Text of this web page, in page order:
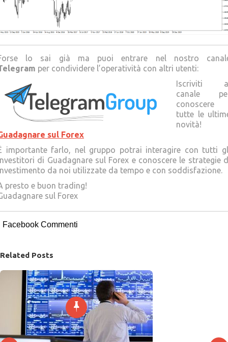
lo sai già ma puoi entrare nel nostro
per condividere l’operatività con altri utenti:
Iscriviti
canale
conoscere
tutte le
novità!
sul Forex
importante farlo, nel gruppo potrai interagire con tutti
di Guadagnare sul Forex e conoscere le strategie
da noi utilizzate da tempo e con soddisfazione.
presto e buon trading!
sul Forex
Facebook Commenti
Related Posts